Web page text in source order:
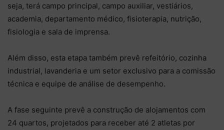
seja, terá campo principal, campo auxiliar, vestiários,
academia, departamento médico, fisioterapia, nutrição,
fisiologia e sala de imprensa.
Além disso, esta etapa também prevê refeitório, cozinha
industrial, lavanderia e um setor exclusivo para a comissão
técnica e equipe de análise de desempenho.
A fase seguinte prevê a construção de alojamentos com
24 quartos, projetados para receber até 2 atletas por